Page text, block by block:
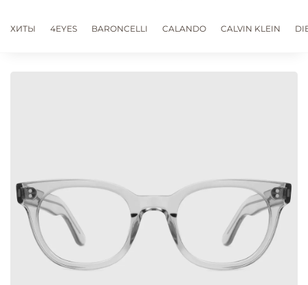
ХИТЫ 4EYES BARONCELLI CALANDO CALVIN KLEIN